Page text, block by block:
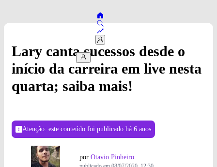
Lary canta sucessos desde o
início da carreira em live nesta
quarta; saiba mais!
Atenção: este conteúdo foi publicado há 6 anos
por Otavio Pinheiro